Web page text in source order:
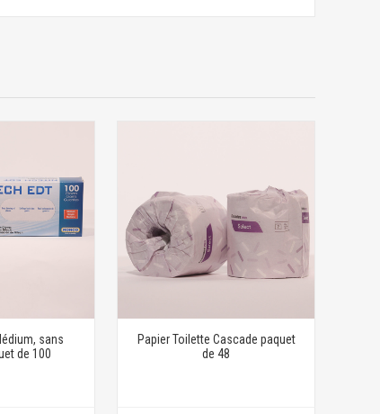
sans
de 100
Papier Toilette Cascade paquet
de 48